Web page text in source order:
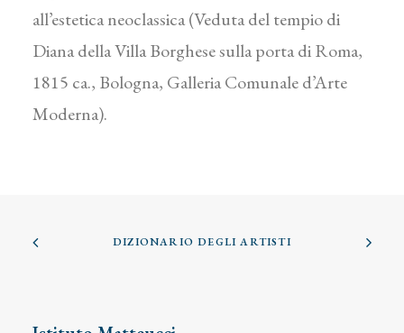
all’estetica neoclassica (Veduta del tempio di
Diana della Villa Borghese sulla porta di Roma,
1815 ca., Bologna, Galleria Comunale d’Arte
Moderna).
DIZIONARIO DEGLI ARTISTI